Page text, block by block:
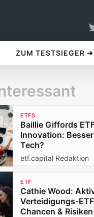
ZUM TESTSIEGER ➜
ETFS
Baillie Giffords
Innovation:
Tech?
etf.capital Redaktion
ETF
Cathie Wood:
Verteidigungs-
Chancen & Risiken